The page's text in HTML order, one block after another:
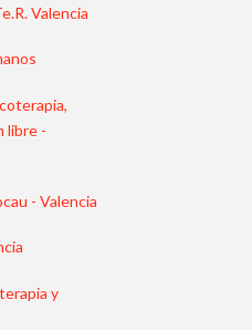
Valencia
libre -
- Valencia
y